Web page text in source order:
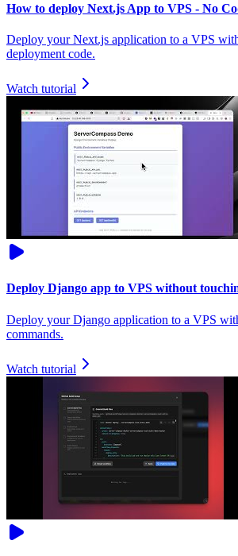
How to deploy Next.js App to VPS - No
Deploy your Next.js application to a VPS
deployment code.
Watch tutorial
Deploy Django app to VPS without
Deploy your Django application to a VPS
commands.
Watch tutorial